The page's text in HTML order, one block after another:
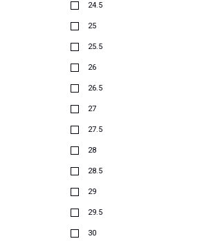
24.5
25
25.5
26
26.5
27
27.5
28
28.5
29
29.5
30